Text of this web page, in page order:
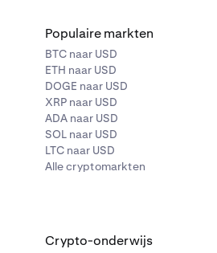
Populaire markten
BTC naar USD
ETH naar USD
DOGE naar USD
XRP naar USD
ADA naar USD
SOL naar USD
LTC naar USD
Alle cryptomarkten
Crypto-onderwijs